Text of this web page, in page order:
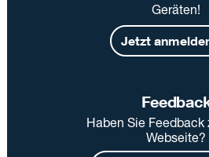
Geräten!
Jetzt
Haben Sie Feedback
Webseite?